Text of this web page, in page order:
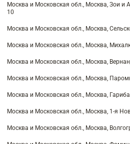
Москва и Московская обл., Москва, Зои и
10
Москва и Московская обл., Москва,
Москва и Московская обл., Москва,
Москва и Московская обл., Москва,
Москва и Московская обл., Москва,
Москва и Московская обл., Москва,
Москва и Московская обл., Москва, 1-я
Москва и Московская обл., Москва,